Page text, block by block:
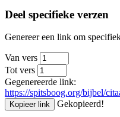
Deel specifieke verzen
Genereer een link om
Van vers
Tot vers
Gegenereerde link:
https://spitsboog.org/bijbel/
Kopieer link Gekopieerd!